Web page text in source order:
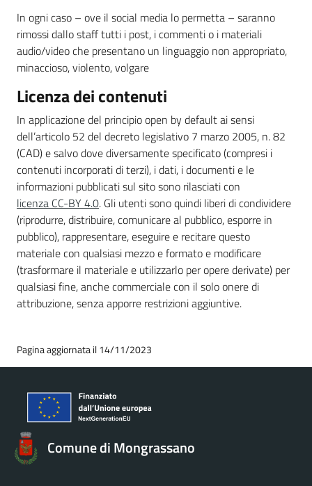
In ogni caso – ove il social media lo permetta – saranno
rimossi dallo staff tutti i post, i commenti o i materiali
audio/video che presentano un linguaggio non appropriato,
minaccioso, violento, volgare
Licenza dei contenuti
In applicazione del principio open by default ai sensi
dell’articolo 52 del decreto legislativo 7 marzo 2005, n. 82
(CAD) e salvo dove diversamente specificato (compresi i
contenuti incorporati di terzi), i dati, i documenti e le
informazioni pubblicati sul sito sono rilasciati con
licenza CC-BY 4.0. Gli utenti sono quindi liberi di condividere
(riprodurre, distribuire, comunicare al pubblico, esporre in
pubblico), rappresentare, eseguire e recitare questo
materiale con qualsiasi mezzo e formato e modificare
(trasformare il materiale e utilizzarlo per opere derivate) per
qualsiasi fine, anche commerciale con il solo onere di
attribuzione, senza apporre restrizioni aggiuntive.
Pagina aggiornata il 14/11/2023
Comune di Mongrassano